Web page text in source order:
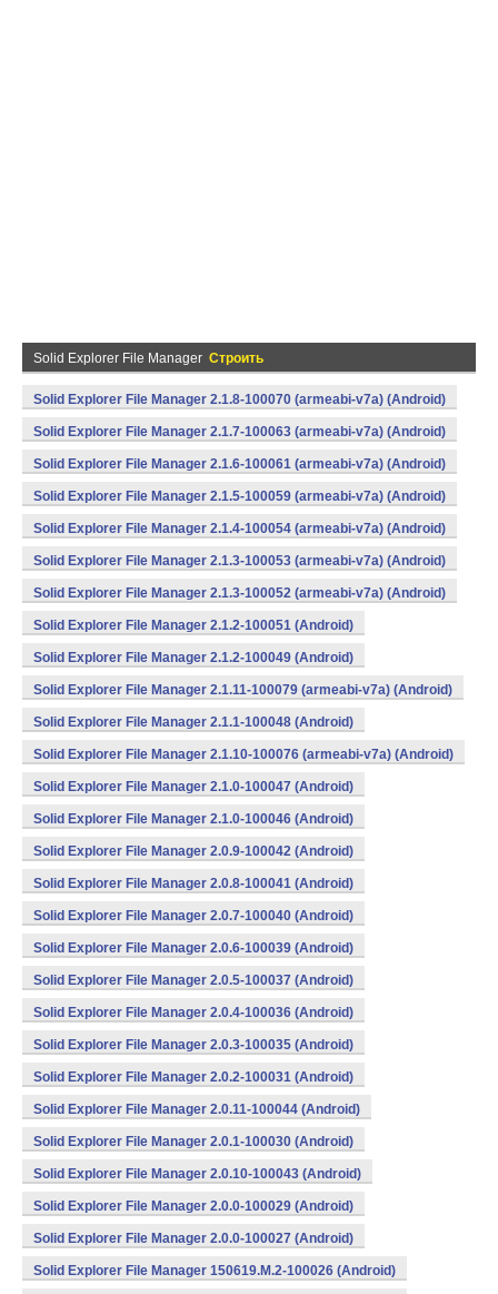
Solid Explorer File Manager Строить
Solid Explorer File Manager 2.1.8-100070 (armeabi-v7a) (Android)
Solid Explorer File Manager 2.1.7-100063 (armeabi-v7a) (Android)
Solid Explorer File Manager 2.1.6-100061 (armeabi-v7a) (Android)
Solid Explorer File Manager 2.1.5-100059 (armeabi-v7a) (Android)
Solid Explorer File Manager 2.1.4-100054 (armeabi-v7a) (Android)
Solid Explorer File Manager 2.1.3-100053 (armeabi-v7a) (Android)
Solid Explorer File Manager 2.1.3-100052 (armeabi-v7a) (Android)
Solid Explorer File Manager 2.1.2-100051 (Android)
Solid Explorer File Manager 2.1.2-100049 (Android)
Solid Explorer File Manager 2.1.11-100079 (armeabi-v7a) (Android)
Solid Explorer File Manager 2.1.1-100048 (Android)
Solid Explorer File Manager 2.1.10-100076 (armeabi-v7a) (Android)
Solid Explorer File Manager 2.1.0-100047 (Android)
Solid Explorer File Manager 2.1.0-100046 (Android)
Solid Explorer File Manager 2.0.9-100042 (Android)
Solid Explorer File Manager 2.0.8-100041 (Android)
Solid Explorer File Manager 2.0.7-100040 (Android)
Solid Explorer File Manager 2.0.6-100039 (Android)
Solid Explorer File Manager 2.0.5-100037 (Android)
Solid Explorer File Manager 2.0.4-100036 (Android)
Solid Explorer File Manager 2.0.3-100035 (Android)
Solid Explorer File Manager 2.0.2-100031 (Android)
Solid Explorer File Manager 2.0.11-100044 (Android)
Solid Explorer File Manager 2.0.1-100030 (Android)
Solid Explorer File Manager 2.0.10-100043 (Android)
Solid Explorer File Manager 2.0.0-100029 (Android)
Solid Explorer File Manager 2.0.0-100027 (Android)
Solid Explorer File Manager 150619.M.2-100026 (Android)